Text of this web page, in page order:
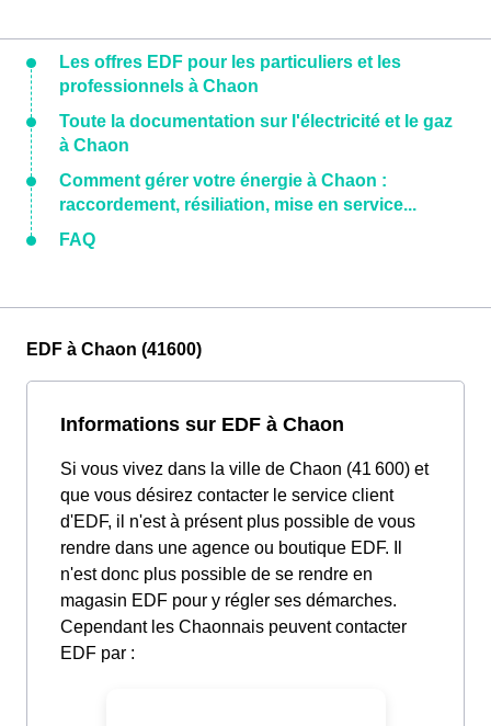
Les offres EDF pour les particuliers et les
professionnels à Chaon
Toute la documentation sur l'électricité et le gaz
à Chaon
Comment gérer votre énergie à Chaon :
raccordement, résiliation, mise en service...
FAQ
EDF à Chaon (41600)
Informations sur EDF à Chaon
Si vous vivez dans la ville de Chaon (41 600) et
que vous désirez contacter le service client
d'EDF, il n'est à présent plus possible de vous
rendre dans une agence ou boutique EDF. Il
n'est donc plus possible de se rendre en
magasin EDF pour y régler ses démarches.
Cependant les Chaonnais peuvent contacter
EDF par :